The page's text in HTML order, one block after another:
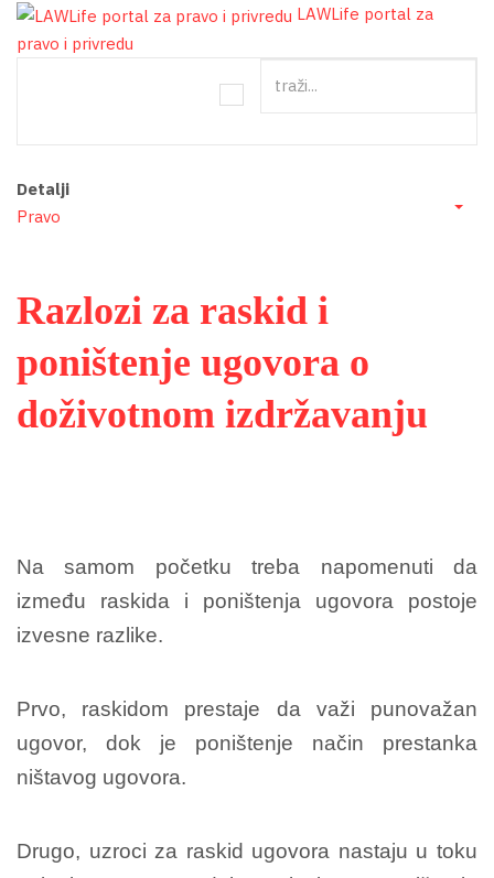
LAWLife portal za
pravo i privredu
Detalji
Pravo
Razlozi za raskid i
poništenje ugovora o
doživotnom izdržavanju
Na samom početku treba napomenuti da
između raskida i poništenja ugovora postoje
izvesne razlike.
Prvo, raskidom prestaje da važi punovažan
ugovor, dok je poništenje način prestanka
ništavog ugovora.
Drugo, uzroci za raskid ugovora nastaju u toku